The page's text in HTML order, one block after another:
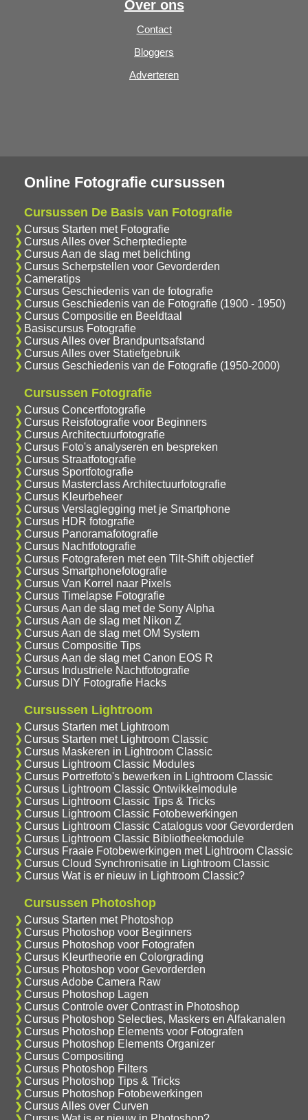
Over ons
Contact
Bloggers
Adverteren
Online Fotografie cursussen
Cursussen De Basis van Fotografie
Cursus Starten met Fotografie
Cursus Alles over Scherptediepte
Cursus Aan de slag met belichting
Cursus Scherpstellen voor Gevorderden
Cameratips
Cursus Geschiedenis van de fotografie
Cursus Geschiedenis van de Fotografie (1900 - 1950)
Cursus Compositie en Beeldtaal
Basiscursus Fotografie
Cursus Alles over Brandpuntsafstand
Cursus Alles over Statiefgebruik
Cursus Geschiedenis van de Fotografie (1950-2000)
Cursussen Fotografie
Cursus Concertfotografie
Cursus Reisfotografie voor Beginners
Cursus Architectuurfotografie
Cursus Foto's analyseren en bespreken
Cursus Straatfotografie
Cursus Sportfotografie
Cursus Masterclass Architectuurfotografie
Cursus Kleurbeheer
Cursus Verslaglegging met je Smartphone
Cursus HDR fotografie
Cursus Panoramafotografie
Cursus Nachtfotografie
Cursus Fotograferen met een Tilt-Shift objectief
Cursus Smartphonefotografie
Cursus Van Korrel naar Pixels
Cursus Timelapse Fotografie
Cursus Aan de slag met de Sony Alpha
Cursus Aan de slag met Nikon Z
Cursus Aan de slag met OM System
Cursus Compositie Tips
Cursus Aan de slag met Canon EOS R
Cursus Industriele Nachtfotografie
Cursus DIY Fotografie Hacks
Cursussen Lightroom
Cursus Starten met Lightroom
Cursus Starten met Lightroom Classic
Cursus Maskeren in Lightroom Classic
Cursus Lightroom Classic Modules
Cursus Portretfoto's bewerken in Lightroom Classic
Cursus Lightroom Classic Ontwikkelmodule
Cursus Lightroom Classic Tips & Tricks
Cursus Lightroom Classic Fotobewerkingen
Cursus Lightroom Classic Catalogus voor Gevorderden
Cursus Lightroom Classic Bibliotheekmodule
Cursus Fraaie Fotobewerkingen met Lightroom Classic
Cursus Cloud Synchronisatie in Lightroom Classic
Cursus Wat is er nieuw in Lightroom Classic?
Cursussen Photoshop
Cursus Starten met Photoshop
Cursus Photoshop voor Beginners
Cursus Photoshop voor Fotografen
Cursus Kleurtheorie en Colorgrading
Cursus Photoshop voor Gevorderden
Cursus Adobe Camera Raw
Cursus Photoshop Lagen
Cursus Controle over Contrast in Photoshop
Cursus Photoshop Selecties, Maskers en Alfakanalen
Cursus Photoshop Elements voor Fotografen
Cursus Photoshop Elements Organizer
Cursus Compositing
Cursus Photoshop Filters
Cursus Photoshop Tips & Tricks
Cursus Photoshop Fotobewerkingen
Cursus Alles over Curven